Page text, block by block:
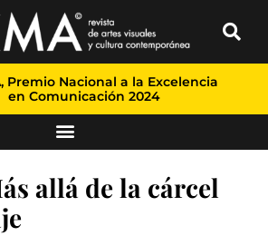
Premio Nacional a la Excelencia
en Comunicación 2024
allá de la cárcel